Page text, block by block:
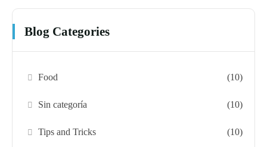
Blog Categories
Food (10)
Sin categoría (10)
Tips and Tricks (10)